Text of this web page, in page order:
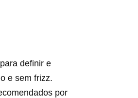
definir e
e sem frizz.
por